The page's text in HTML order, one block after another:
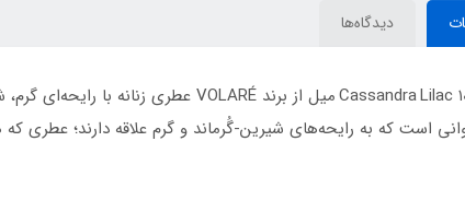
دیدگاه‌ها
است که به رایحه‌های شیرین‑گُرماند و گرم علاقه دارند؛ عطری